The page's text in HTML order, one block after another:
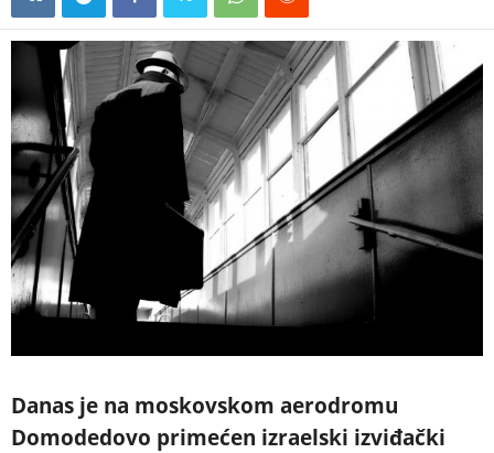
Danas je na moskovskom aerodromu
Domodedovo primećen izraelski izviđački